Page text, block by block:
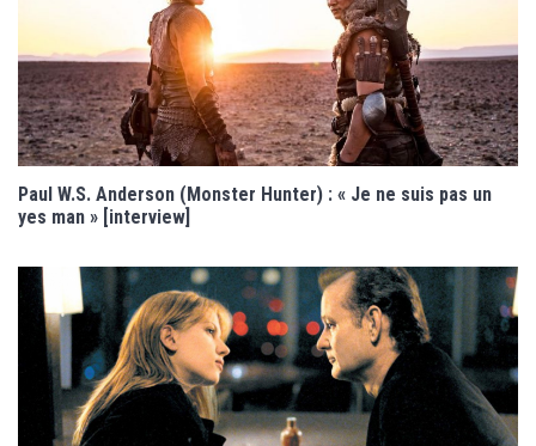
Paul W.S. Anderson (Monster Hunter) : « Je ne suis pas un
yes man » [interview]